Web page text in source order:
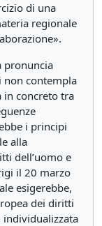
di una
regionale
pronuncia
non contempla
in concreto tra
i principi
alla
dell’uomo e
il 20 marzo
esigerebbe,
dei diritti
individualizzata